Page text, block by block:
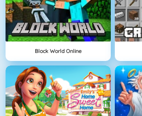
Block World Online